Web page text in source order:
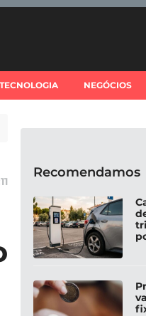
TECNOLOGIA NEGÓCIOS
Recomendamos